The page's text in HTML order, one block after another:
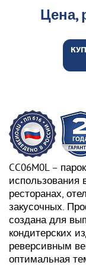
Цена,
CC06M0L –
использования
ресторанах,
закусочных.
создана для
кондитерских
реверсивным
оптимальная